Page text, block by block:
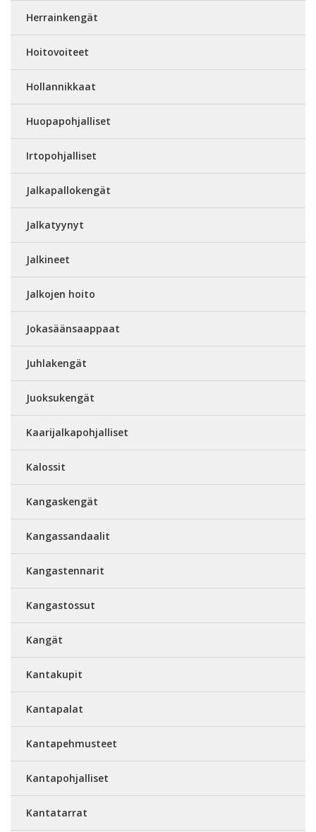
Herrainkengät
Hoitovoiteet
Hollannikkaat
Huopapohjalliset
Irtopohjalliset
Jalkapallokengät
Jalkatyynyt
Jalkineet
Jalkojen hoito
Jokasäänsaappaat
Juhlakengät
Juoksukengät
Kaarijalkapohjalliset
Kalossit
Kangaskengät
Kangassandaalit
Kangastennarit
Kangastossut
Kangät
Kantakupit
Kantapalat
Kantapehmusteet
Kantapohjalliset
Kantatarrat